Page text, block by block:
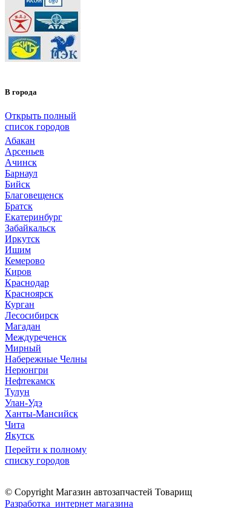
В города
Открыть полный
список городов
Абакан
Арсеньев
Ачинск
Барнаул
Бийск
Благовещенск
Братск
Екатеринбург
Забайкальск
Иркутск
Ишим
Кемерово
Киров
Краснодар
Красноярск
Курган
Лесосибирск
Магадан
Междуреченск
Мирный
Набережные Челны
Нерюнгри
Нефтекамск
Тулун
Улан-Удэ
Ханты-Мансийск
Чита
Якутск
Перейти к полному
списку городов
© Copyright Магазин автозапчастей Товарищ
Разработка интернет магазина